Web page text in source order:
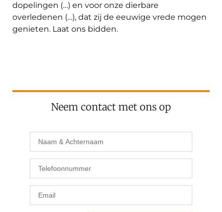
dopelingen (…) en voor onze dierbare
overledenen (…), dat zij de eeuwige vrede mogen
genieten. Laat ons bidden.
Neem contact met ons op